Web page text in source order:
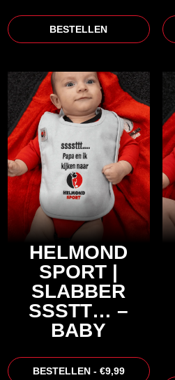
BESTELLEN
HELMOND
SPORT |
SLABBER
SSSTT… –
BABY
BESTELLEN - €9,99